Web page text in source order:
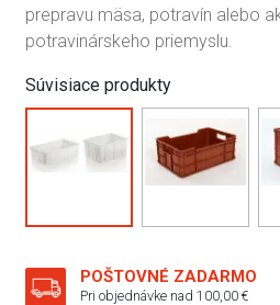
prepravu mäsa, potravín alebo
potravinárskeho priemyslu.
Súvisiace produkty
POŠTOVNÉ ZADARMO
Pri objednávke nad 100,00 €